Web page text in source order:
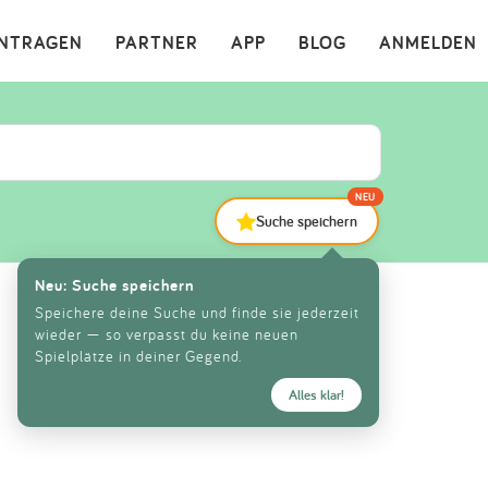
ANMELDEN
BLOG
APP
PARTNER ×
Suche speichern
NEU
Neu: Suche speichern
Speichere deine Suche und finde sie jederzeit
wieder — so verpasst du keine neuen
Spielplätze in deiner Gegend.
Alles klar!